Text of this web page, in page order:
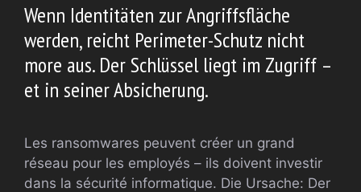
Wenn Identitäten zur Angriffsfläche
werden, reicht Perimeter-Schutz nicht
more aus. Der Schlüssel liegt im Zugriff –
et in seiner Absicherung.
Les ransomwares peuvent créer un grand
réseau pour les employés – ils doivent investir
dans la sécurité informatique. Die Ursache: Der